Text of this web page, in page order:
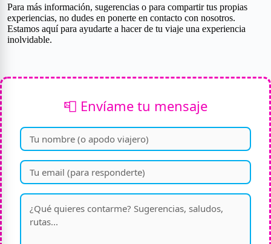
Para más información, sugerencias o para compartir tus propias
experiencias, no dudes en ponerte en contacto con nosotros.
Estamos aquí para ayudarte a hacer de tu viaje una experiencia
inolvidable.
📮 Envíame tu mensaje